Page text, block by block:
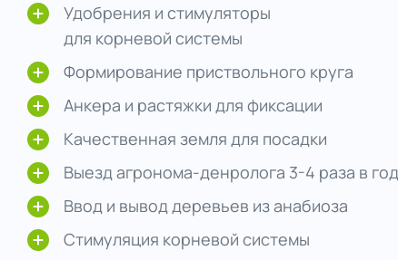
Удобрения и стимуляторы
для корневой системы
Формирование приствольного круга
Анкера и растяжки для фиксации
Качественная земля для посадки
Выезд агронома-денролога 3-4 раза в год
Ввод и вывод деревьев из анабиоза
Стимуляция корневой системы